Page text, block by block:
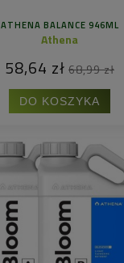
ATHENA BALANCE 946ML
Athena
58,64 zł 68,99 zł
DO KOSZYKA